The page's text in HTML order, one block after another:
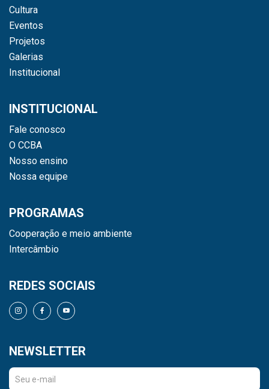
Cultura
Eventos
Projetos
Galerias
Institucional
INSTITUCIONAL
Fale conosco
O CCBA
Nosso ensino
Nossa equipe
PROGRAMAS
Cooperação e meio ambiente
Intercâmbio
REDES SOCIAIS
NEWSLETTER